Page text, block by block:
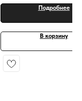
Подробнее
В корзину